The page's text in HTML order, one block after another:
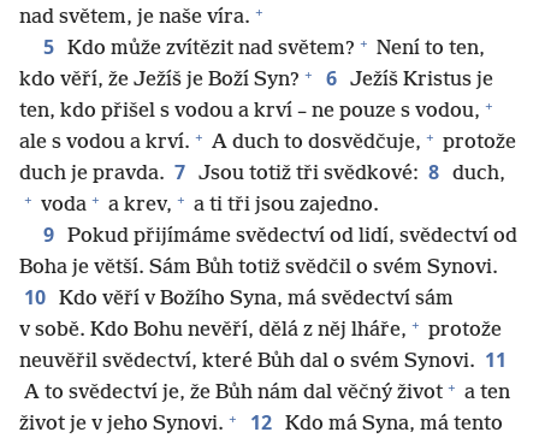
nad světem, je naše víra. +
5 Kdo může zvítězit nad světem? + Není to ten,
kdo věří, že Ježíš je Boží Syn? + 6 Ježíš Kristus je
ten, kdo přišel s vodou a krví – ne pouze s vodou, +
ale s vodou a krví. + A duch to dosvědčuje, + protože
duch je pravda. 7 Jsou totiž tři svědkové: 8 duch,
+ voda + a krev, + a ti tři jsou zajedno.
9 Pokud přijímáme svědectví od lidí, svědectví od
Boha je větší. Sám Bůh totiž svědčil o svém Synovi.
10 Kdo věří v Božího Syna, má svědectví sám
v sobě. Kdo Bohu nevěří, dělá z něj lháře, + protože
neuvěřil svědectví, které Bůh dal o svém Synovi. 11
A to svědectví je, že Bůh nám dal věčný život + a ten
život je v jeho Synovi. + 12 Kdo má Syna, má tento